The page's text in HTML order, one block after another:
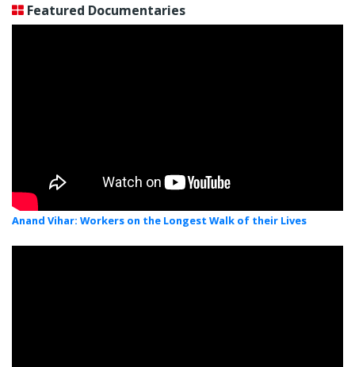
Featured Documentaries
Anand Vihar: Workers on the Longest Walk of their Lives